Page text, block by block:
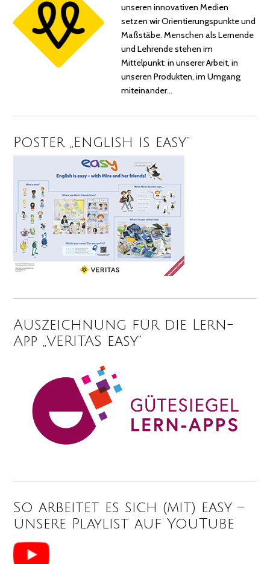
unseren innovativen Medien
setzen wir Orientierungspunkte und
Maßstäbe. Menschen als Lernende
und Lehrende stehen im
Mittelpunkt: in unserer Arbeit, in
unseren Produkten, im Umgang
miteinander…
Poster „English is easy“
Auszeichnung für die Lern-
App „VERITAS easy“
So arbeitet es sich (mit) easy –
unsere Playlist auf YouTube